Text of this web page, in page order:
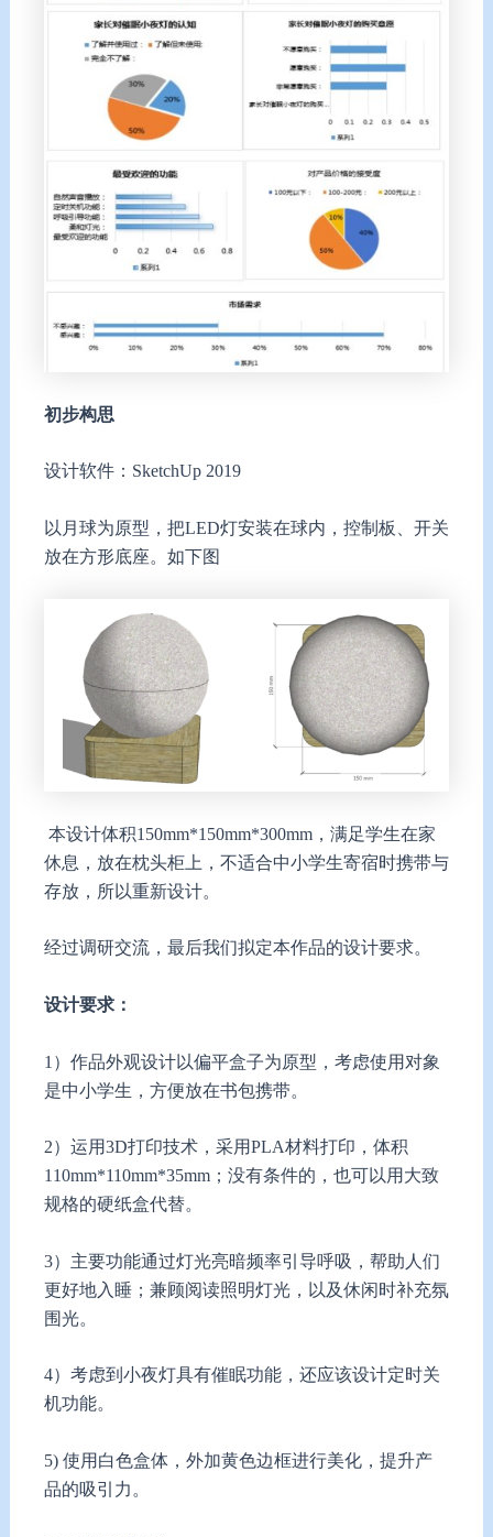
初步构思
设计软件：SketchUp 2019
以月球为原型，把LED灯安装在球内，控制板、开关
放在方形底座。如下图
本设计体积150mm*150mm*300mm，满足学生在家
休息，放在枕头柜上，不适合中小学生寄宿时携带与
存放，所以重新设计。
经过调研交流，最后我们拟定本作品的设计要求。
设计要求：
1）作品外观设计以偏平盒子为原型，考虑使用对象
是中小学生，方便放在书包携带。
2）运用3D打印技术，采用PLA材料打印，体积
110mm*110mm*35mm；没有条件的，也可以用大致
规格的硬纸盒代替。
3）主要功能通过灯光亮暗频率引导呼吸，帮助人们
更好地入睡；兼顾阅读照明灯光，以及休闲时补充氛
围光。
4）考虑到小夜灯具有催眠功能，还应该设计定时关
机功能。
5) 使用白色盒体，外加黄色边框进行美化，提升产
品的吸引力。